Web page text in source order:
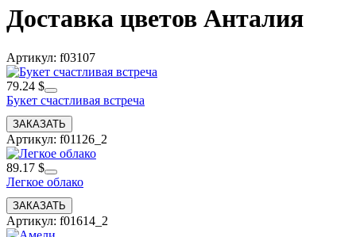
Доставка цветов Анталия
Артикул: f03107
79.24 $
Букет счастливая встреча
Артикул: f01126_2
89.17 $
Легкое облако
Артикул: f01614_2